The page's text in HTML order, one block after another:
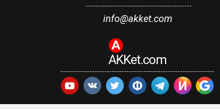
info@akket.com
AKKet.com